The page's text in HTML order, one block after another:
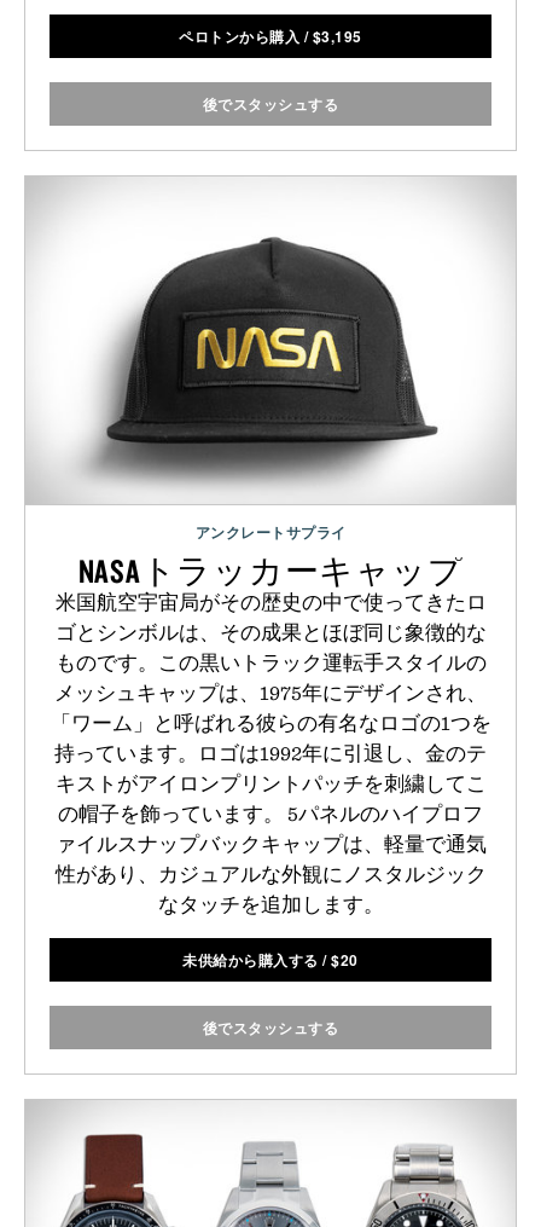
ペロトンから購入 /$3,195
後でスタッシュする
アンクレートサプライ
NASAトラッカーキャップ
米国航空宇宙局がその歴史の中で使ってきたロ
ゴとシンボルは、その成果とほぼ同じ象徴的な
ものです。この黒いトラック運転手スタイルの
メッシュキャップは、1975年にデザインされ、
「ワーム」と呼ばれる彼らの有名なロゴの1つを
持っています。ロゴは1992年に引退し、金のテ
キストがアイロンプリントパッチを刺繍してこ
の帽子を飾っています。 5パネルのハイプロフ
ァイルスナップバックキャップは、軽量で通気
性があり、カジュアルな外観にノスタルジック
なタッチを追加します。
未供給から購入する /$20
後でスタッシュする